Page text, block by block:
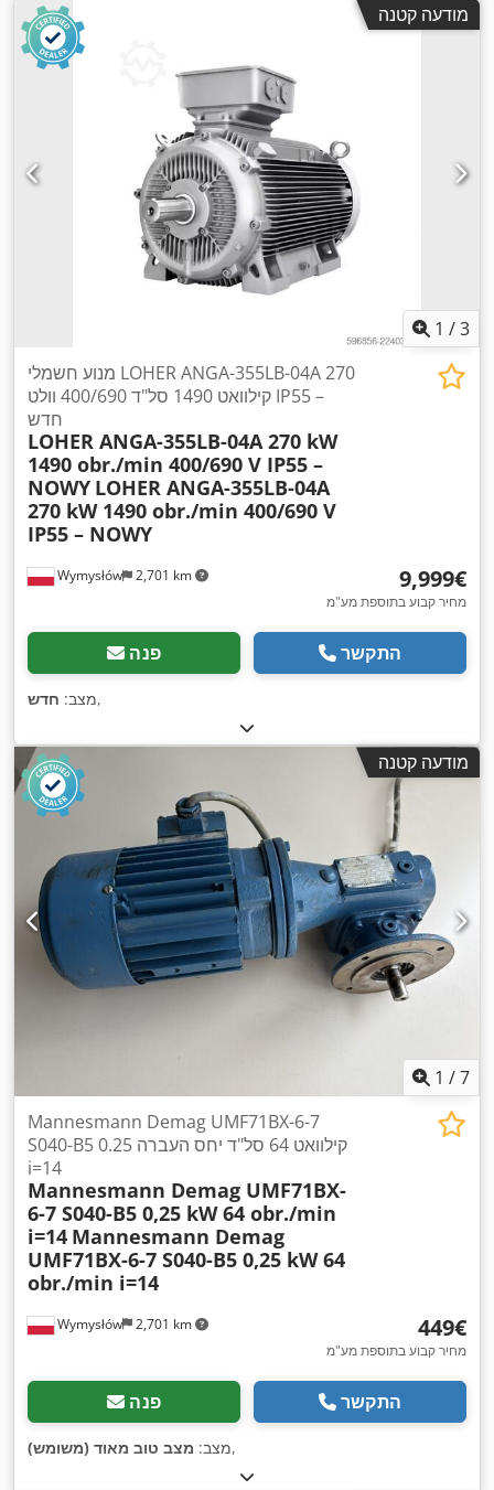
מודעה קטנה
1 /3
Wymysłów 2,701 km
מנוע חשמלי LOHER ANGA-355LB-04A 270
קילוואט 1490 סל"ד 400/690 וולט IP55 –
חדש
LOHER ANGA-355LB-04A 270 kW
1490 obr./min 400/690 V IP55 –
NOWY LOHER ANGA-355LB-04A
270 kW 1490 obr./min 400/690 V
IP55 – NOWY
‏9,999 ‏€
מחיר קבוע בתוספת מע"מ
פנה התקשר
מצב: חדש ,
מודעה קטנה
1 /7
Wymysłów 2,701 km
Mannesmann Demag UMF71BX-6-7
S040-B5 0.25 קילוואט 64 סל"ד יחס העברה
i=14
Mannesmann Demag UMF71BX-
6-7 S040-B5 0,25 kW 64 obr./min
i=14 Mannesmann Demag
UMF71BX-6-7 S040-B5 0,25 kW 64
obr./min i=14
‏449 ‏€
מחיר קבוע בתוספת מע"מ
פנה התקשר
מצב: מצב טוב מאוד (משומש) ,